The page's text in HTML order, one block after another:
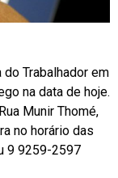
Trabalhador em
na data de hoje.
Munir Thomé,
no horário das
9 9259-2597